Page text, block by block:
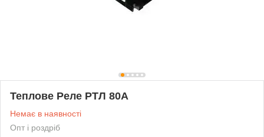
Теплове Реле РТЛ 80А
Немає в наявності
Опт і роздріб